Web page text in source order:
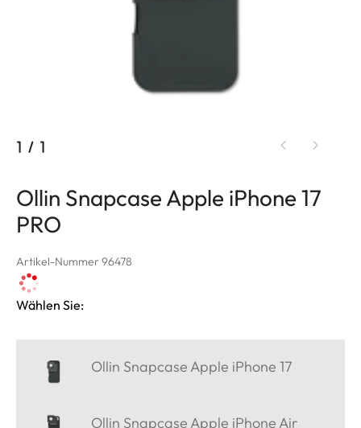
1 / 1
Ollin Snapcase Apple iPhone 17
PRO
Artikel-Nummer 96478
Wählen Sie:
Ollin Snapcase Apple iPhone 17
Ollin Snapcase Apple iPhone Air